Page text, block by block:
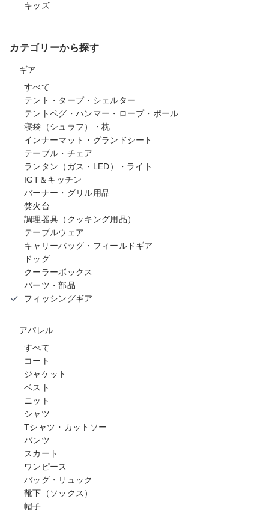
キッズ
カテゴリーから探す
ギア
すべて
テント・タープ・シェルター
テントペグ・ハンマー・ロープ・ポール
寝袋（シュラフ）・枕
インナーマット・グランドシート
テーブル・チェア
ランタン（ガス・LED）・ライト
IGT＆キッチン
バーナー・グリル用品
焚火台
調理器具（クッキング用品）
テーブルウェア
キャリーバッグ・フィールドギア
ドッグ
クーラーボックス
パーツ・部品
フィッシングギア
アパレル
すべて
コート
ジャケット
ベスト
ニット
シャツ
Tシャツ・カットソー
パンツ
スカート
ワンピース
バッグ・リュック
靴下（ソックス）
帽子